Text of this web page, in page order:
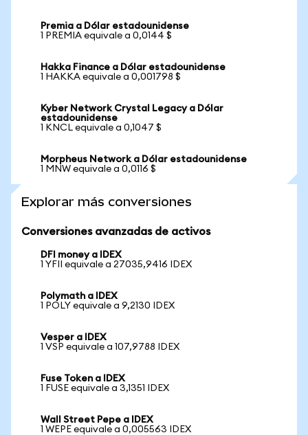
Premia a Dólar estadounidense
1 PREMIA equivale a 0,0144 $
Hakka Finance a Dólar estadounidense
1 HAKKA equivale a 0,001798 $
Kyber Network Crystal Legacy a Dólar
estadounidense
1 KNCL equivale a 0,1047 $
Morpheus Network a Dólar estadounidense
1 MNW equivale a 0,0116 $
Explorar más conversiones
Conversiones avanzadas de activos
DFI money a IDEX
1 YFII equivale a 27035,9416 IDEX
Polymath a IDEX
1 POLY equivale a 9,2130 IDEX
Vesper a IDEX
1 VSP equivale a 107,9788 IDEX
Fuse Token a IDEX
1 FUSE equivale a 3,1351 IDEX
Wall Street Pepe a IDEX
1 WEPE equivale a 0,005563 IDEX